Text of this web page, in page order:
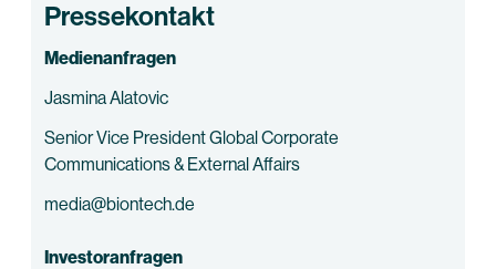
Pressekontakt
Medienanfragen
Jasmina Alatovic
Senior Vice President Global Corporate
Communications & External Affairs
media@biontech.de
Investoranfragen